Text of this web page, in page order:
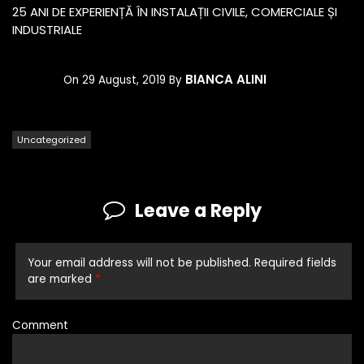
25 ANI DE EXPERIENȚĂ ÎN INSTALAȚII CIVILE, COMERCIALE ȘI
INDUSTRIALE
On 29 August, 2019 By BIANCA ALINI
Uncategorized
Leave a Reply
Your email address will not be published. Required fields
are marked *
Comment